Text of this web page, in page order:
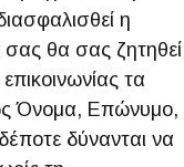
η
σας θα σας ζητηθεί
τα
Όνομα, Επώνυμο,
δύνανται να